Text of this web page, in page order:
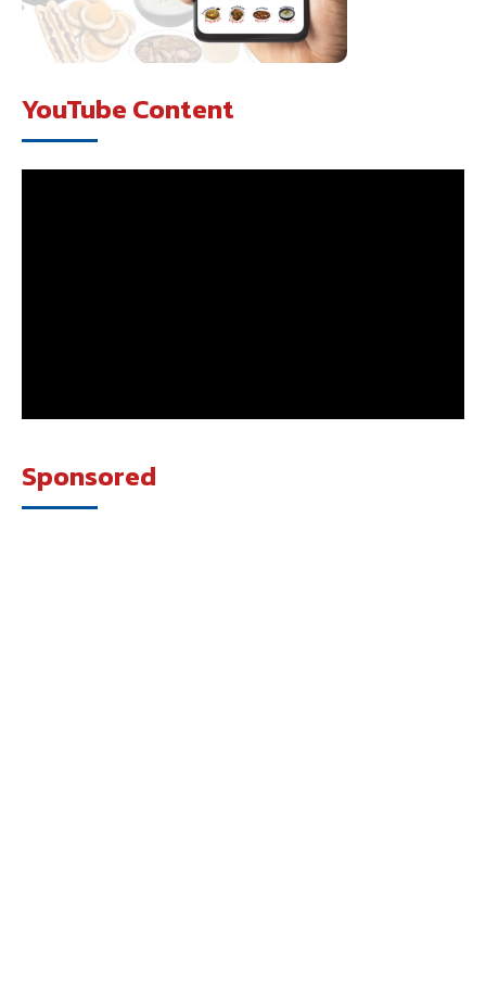
YouTube Content
Sponsored